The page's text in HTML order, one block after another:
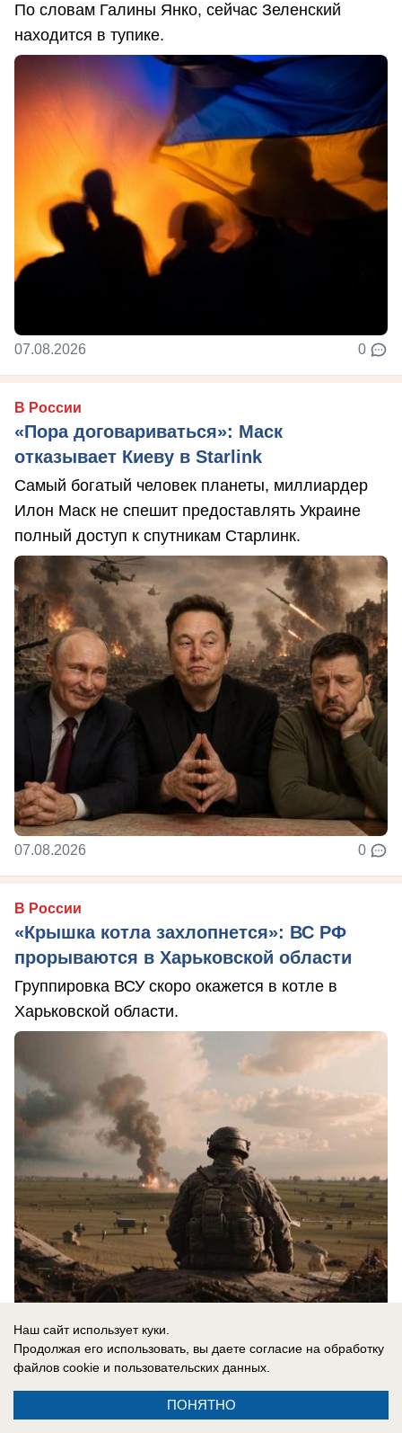
По словам Галины Янко, сейчас Зеленский
находится в тупике.
07.08.2026 0
В России
«Пора договариваться»: Маск
отказывает Киеву в Starlink
Самый богатый человек планеты, миллиардер
Илон Маск не спешит предоставлять Украине
полный доступ к спутникам Старлинк.
07.08.2026 0
В России
«Крышка котла захлопнется»: ВС РФ
прорываются в Харьковской области
Группировка ВСУ скоро окажется в котле в
Харьковской области.
07.08.2026
Наш сайт использует куки.
Продолжая его использовать, вы даете согласие на обработку
файлов cookie и пользовательских данных.
ПОНЯТНО